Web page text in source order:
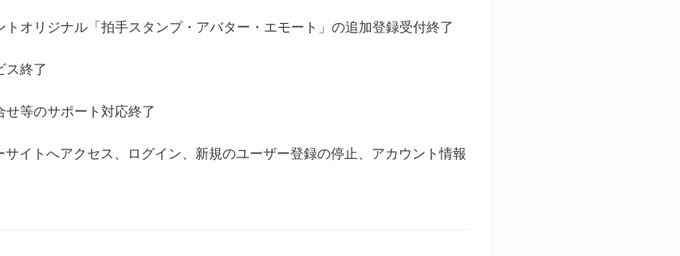
オリジナル「拍手スタンプ・アバター・エモート」の追加登録受付終了
ス終了
等のサポート対応終了
サイトへアクセス、ログイン、新規のユーザー登録の停止、アカウント情報